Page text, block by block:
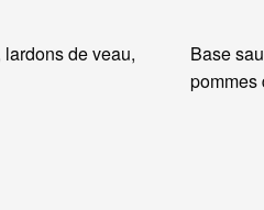
de veau,
Base
pommes